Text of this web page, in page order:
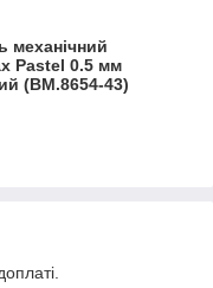
механічний
Pastel 0.5 мм
(BM.8654-43)